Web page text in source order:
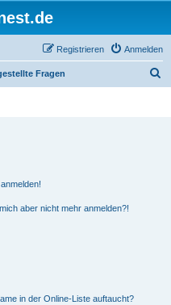
Anmelden
Registrieren
Fragen
aber nicht mehr anmelden?!
in der Online-Liste auftaucht?